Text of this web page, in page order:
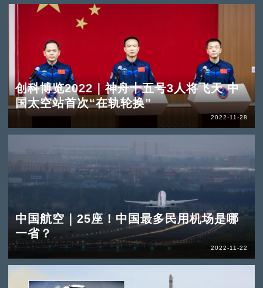
创科博览2022｜神舟十五号3人将飞天 中
国太空站首次“在轨轮换”
2022-11-28
中国航空｜25座！中国最多民用机场是哪
一省？
2022-11-22